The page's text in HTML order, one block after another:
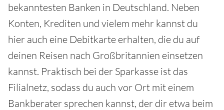
bekanntesten Banken in Deutschland. Neben
Konten, Krediten und vielem mehr kannst du
hier auch eine Debitkarte erhalten, die du auf
deinen Reisen nach Großbritannien einsetzen
kannst. Praktisch bei der Sparkasse ist das
Filialnetz, sodass du auch vor Ort mit einem
Bankberater sprechen kannst, der dir etwa beim